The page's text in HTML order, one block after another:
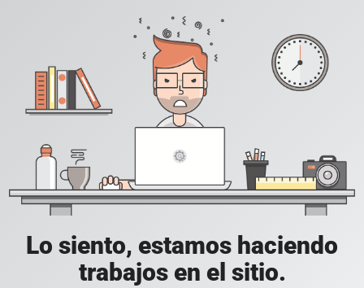
Lo siento, estamos haciendo
trabajos en el sitio.